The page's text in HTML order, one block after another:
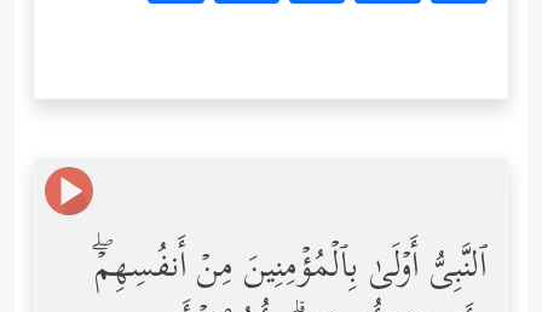
ٱلنَّبِیُّ أَوۡلَىٰ بِٱلۡمُؤۡمِنِینَ مِنۡ أَنفُسِهِمۡۖ